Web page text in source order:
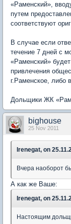
«Раменский»,
путем
соответствуют
В случае если
течение 7 дней с
«Раменский»
привлечения
г.Раменское, либо
Дольщики ЖК
bighouse
25 Nov 2011
Irenegat, on
Вчера наоборот
А как же Ваше:
Irenegat, on
Настоящим